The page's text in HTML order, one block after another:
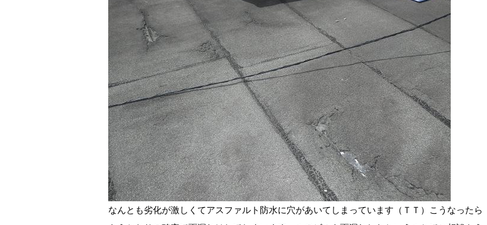
なんとも劣化が激しくてアスファルト防水に穴があいてしまっています（ＴＴ）こうなったら